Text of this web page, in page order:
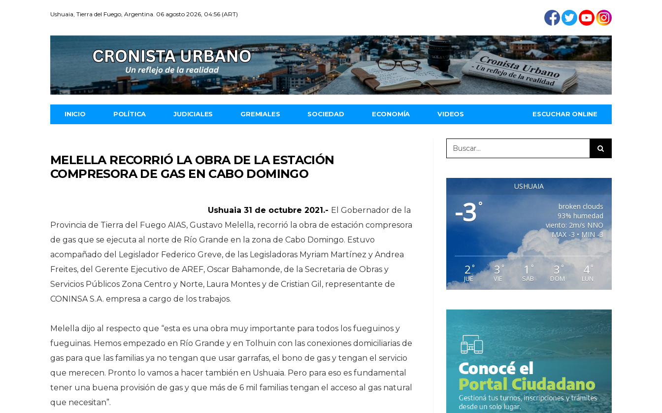
Ushuaia, Tierra del Fuego, Argentina. 06 agosto 2026, 04:56 (ART)
INICIO POLÍTICA JUDICIALES GREMIALES SOCIEDAD ECONOMÍA VIDEOS ESCUCHAR ONLINE
MELELLA RECORRIÓ LA OBRA DE LA ESTACIÓN
COMPRESORA DE GAS EN CABO DOMINGO
Ushuaia 31 de octubre 2021.- El Gobernador de la
Provincia de Tierra del Fuego AIAS, Gustavo Melella, recorrió la obra de estación compresora
de gas que se ejecuta al norte de Río Grande en la zona de Cabo Domingo. Estuvo
acompañado del Legislador Federico Greve, de las Legisladoras Myriam Martínez y Andrea
Freites, del Gerente Ejecutivo de AREF, Oscar Bahamonde, de la Secretaria de Obras y
Servicios Públicos Zona Centro y Norte, Laura Montes y de Cristian Gil, representante de
CONINSA S.A. empresa a cargo de los trabajos.
Melella dijo al respecto que “esta es una obra muy importante para todos los fueguinos y
fueguinas. Hemos empezado en Río Grande y en Tolhuin con las conexiones domiciliarias de
gas para que las familias ya no tengan que usar garrafas, el bono de gas y tengan el servicio
que merecen. Pronto lo vamos a hacer también en Ushuaia. Pero para eso es fundamental
tener una buena provisión de gas y que más de 6 mil familias tengan el acceso al gas natural
que necesitan”.
USHUAIA
-3°
broken clouds
93% humedad
viento: 2m/s NNO
MAX -3 • MIN -3
2°
JUE
3 °
VIE
1 °
SAB
3 °
DOM
4°
LUN